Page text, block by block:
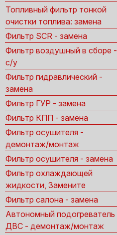
Топливный фильтр тонкой
очистки топлива: замена
Фильтр SCR - замена
Фильтр воздушный в сборе -
с/у
Фильтр гидравлический -
замена
Фильтр ГУР - замена
Фильтр КПП - замена
Фильтр осушителя -
демонтаж/монтаж
Фильтр осушителя - замена
Фильтр охлаждающей
жидкости, Замените
Фильтр салона - замена
Автономный подогреватель
ДВС - демонтаж/монтаж